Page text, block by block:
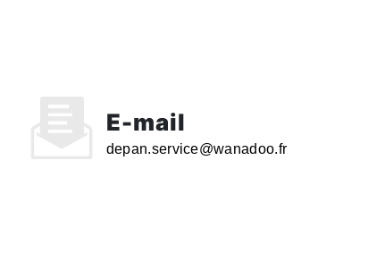
E-mail
depan.service@wanadoo.fr